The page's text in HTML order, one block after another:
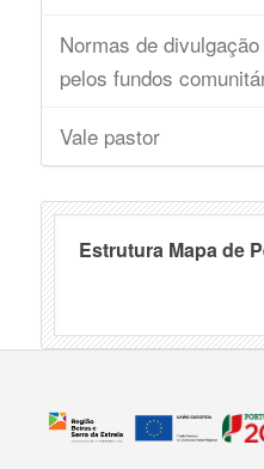
Normas de
pelos fundos
Vale pastor
Estrutura Mapa de